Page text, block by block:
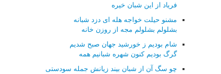
فریاد از این شبان خیره
مشنو حیلت خواجه هله ای دزد شبانه
بشلولم بشلولم مجه از روزن خانه
شام بودیم ز خورشید جهان صبح شدیم
گرگ بودیم كنون شهره شبانیم همه
چو سگ آن از شبان بیند زیانش جمله سودستی